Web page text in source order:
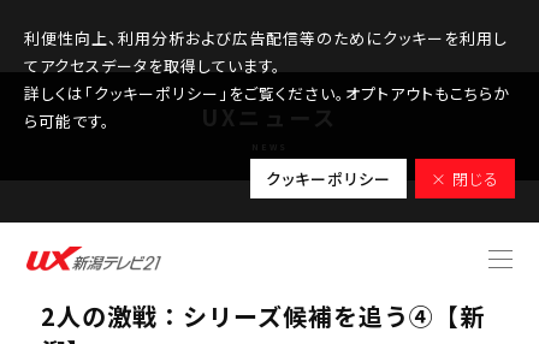
利便性向上、利用分析および広告配信等のためにクッキーを利用し
てアクセスデータを取得しています。
詳しくは「クッキーポリシー」をご覧ください。オプトアウトもこちらか
ら可能です。
クッキーポリシー × 閉じる
2026.02.04
【衆院選｜新潟4区】元職と前職に新人
2人の激戦：シリーズ候補を追う④【新